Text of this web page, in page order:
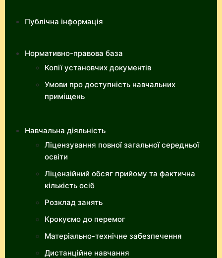
Публічна інформація
Нормативно-правова база
Копії установчих документів
Умови про доступність навчальних
приміщень
Навчальна діяльність
Ліцензування повної загальної середньої
освіти
Ліцензійний обсяг прийому та фактична
кількість осіб
Розклад занять
Крокуємо до перемог
Матеріально-технічне забезпечення
Дистанційне навчання